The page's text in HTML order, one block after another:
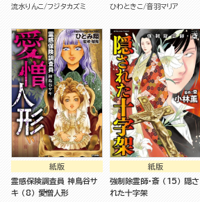
流水りんこ フジタカズミ
路
ひわときこ 音羽マリア
紙版
霊感保険調査員 神鳥谷サ
キ （8） 愛憎人形
紙版
強制除霊師・斎 （15） 隠さ
れた十字架